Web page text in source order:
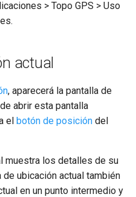
> Topo GPS > Uso
actual
, aparecerá la pantalla de
abrir esta pantalla
el botón de posición del
muestra los detalles de su
de ubicación actual también
en un punto intermedio y